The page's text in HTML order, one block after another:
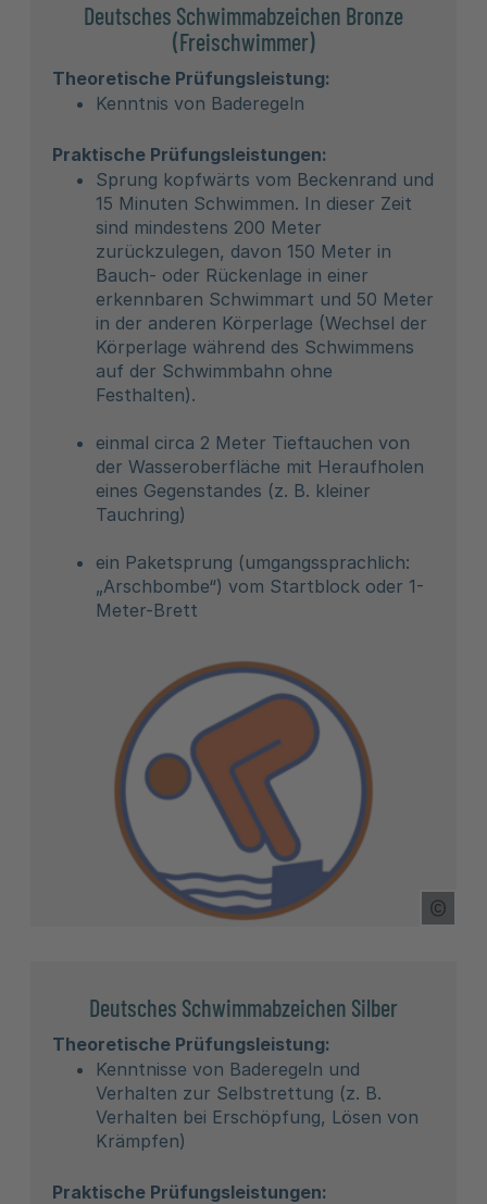
Deutsches Schwimmabzeichen Bronze
(Freischwimmer)
Theoretische Prüfungsleistung:
Kenntnis von Baderegeln
Praktische Prüfungsleistungen:
Sprung kopfwärts vom Beckenrand und
15 Minuten Schwimmen. In dieser Zeit
sind mindestens 200 Meter
zurückzulegen, davon 150 Meter in
Bauch- oder Rückenlage in einer
erkennbaren Schwimmart und 50 Meter
in der anderen Körperlage (Wechsel der
Körperlage während des Schwimmens
auf der Schwimmbahn ohne
Festhalten).
einmal circa 2 Meter Tieftauchen von
der Wasseroberfläche mit Heraufholen
eines Gegenstandes (z. B. kleiner
Tauchring)
ein Paketsprung (umgangssprachlich:
„Arschbombe“) vom Startblock oder 1-
Meter-Brett
Deutsches Schwimmabzeichen Silber
Theoretische Prüfungsleistung:
Kenntnisse von Baderegeln und
Verhalten zur Selbstrettung (z. B.
Verhalten bei Erschöpfung, Lösen von
Krämpfen)
Praktische Prüfungsleistungen: